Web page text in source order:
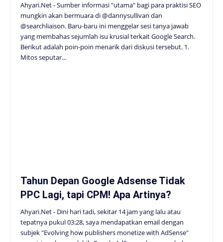
Ahyari.Net - Sumber informasi "utama" bagi para praktisi SEO
mungkin akan bermuara di @dannysullivan dan
@searchliaison. Baru-baru ini menggelar sesi tanya jawab
yang membahas sejumlah isu krusial terkait Google Search.
Berikut adalah poin-poin menarik dari diskusi tersebut. 1.
Mitos seputar...
Tahun Depan Google Adsense Tidak
PPC Lagi, tapi CPM! Apa Artinya?
Ahyari.Net - Dini hari tadi, sekitar 14 jam yang lalu atau
tepatnya pukul 03:28, saya mendapatkan email dengan
subjek "Evolving how publishers monetize with AdSense"